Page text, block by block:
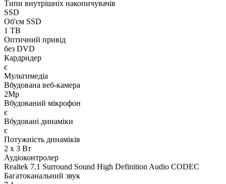
Типи внутрішніх накопичувачів
SSD
Об'єм SSD
1 TB
Оптичний привід
без DVD
Кардридер
є
Мультимедіа
Вбудована веб-камера
2Mp
Вбудований мікрофон
є
Вбудовані динаміки
є
Потужність динаміків
2 x 3 Вт
Аудіоконтролер
Realtek 7.1 Surround Sound High Definition Audio CODEC
Багатоканальний звук